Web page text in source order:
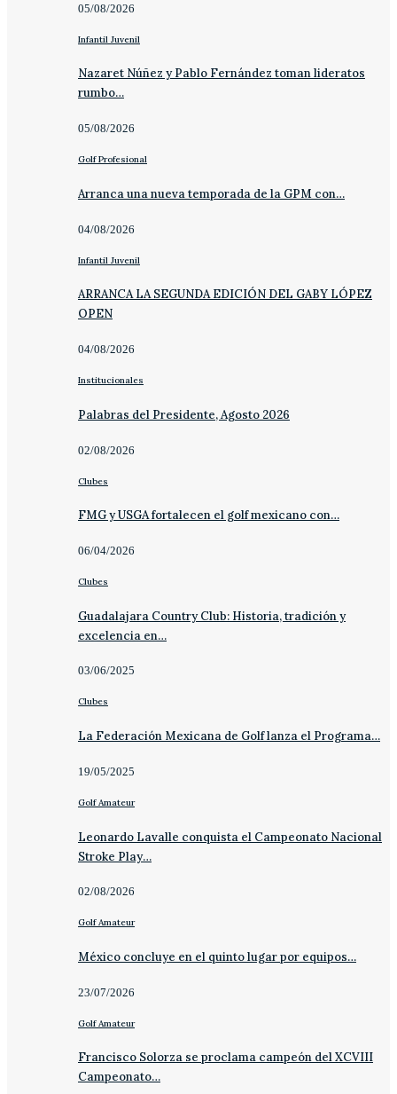
05/08/2026
Infantil Juvenil
Nazaret Núñez y Pablo Fernández toman lideratos
rumbo…
05/08/2026
Golf Profesional
Arranca una nueva temporada de la GPM con…
04/08/2026
Infantil Juvenil
ARRANCA LA SEGUNDA EDICIÓN DEL GABY LÓPEZ
OPEN
04/08/2026
Institucionales
Palabras del Presidente, Agosto 2026
02/08/2026
Clubes
FMG y USGA fortalecen el golf mexicano con…
06/04/2026
Clubes
Guadalajara Country Club: Historia, tradición y
excelencia en…
03/06/2025
Clubes
La Federación Mexicana de Golf lanza el Programa…
19/05/2025
Golf Amateur
Leonardo Lavalle conquista el Campeonato Nacional
Stroke Play…
02/08/2026
Golf Amateur
México concluye en el quinto lugar por equipos…
23/07/2026
Golf Amateur
Francisco Solorza se proclama campeón del XCVIII
Campeonato…